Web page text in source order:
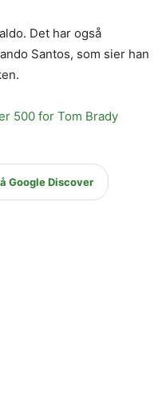
Det har også
Santos, som sier han
500 for Tom Brady
Google Discover